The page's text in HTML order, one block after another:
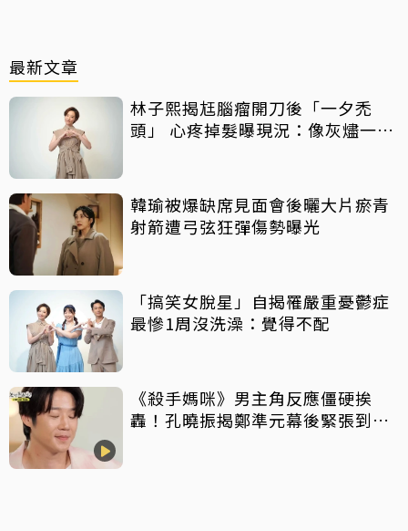
最新文章
林子熙揭尪腦瘤開刀後「一夕禿
頭」 心疼掉髮曝現況：像灰燼一直
韓瑜被爆缺席見面會後曬大片瘀青
射箭遭弓弦狂彈傷勢曝光
「搞笑女脫星」自揭罹嚴重憂鬱症
最慘1周沒洗澡：覺得不配
《殺手媽咪》男主角反應僵硬挨
轟！孔曉振揭鄭準元幕後緊張到